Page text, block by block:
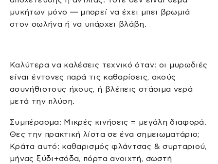
μυκήτων μόνο — μπορεί να έχει μπει βρωμιά
στον σωλήνα ή να υπάρχει βλάβη.
Καλύτερα να καλέσεις τεχνικό όταν: οι μυρωδιές
είναι έντονες παρά τις καθαρίσεις, ακούς
ασυνήθιστους ήχους, ή βλέπεις στάσιμα νερά
μετά την πλύση.
Συμπέρασμα: Μικρές κινήσεις = μεγάλη διαφορά.
Θες την πρακτική λίστα σε ένα σημειωματάριο;
Κράτα αυτό: καθαρισμός φλάντσας & συρταριού,
μήνας ξύδι+σόδα, πόρτα ανοιχτή, σωστή